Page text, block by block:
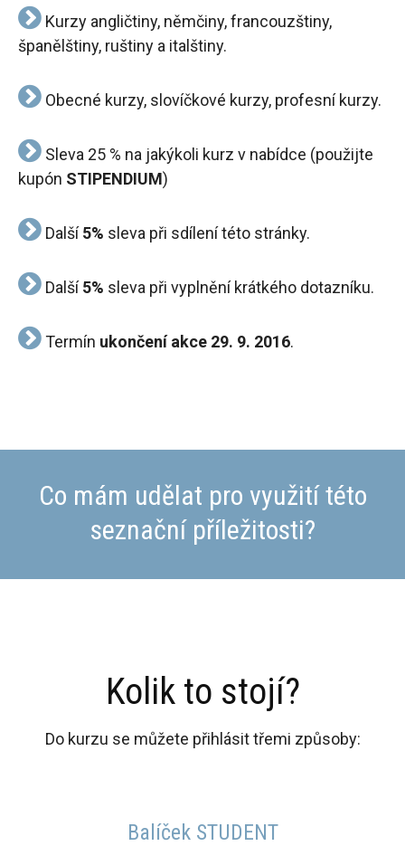
Kurzy angličtiny, němčiny, francouzštiny,
španělštiny, ruštiny a italštiny.
Obecné kurzy, slovíčkové kurzy, profesní kurzy.
Sleva 25 % na jakýkoli kurz v nabídce (použijte
kupón STIPENDIUM)
Další5% sleva při sdílení této stránky.
Další5% sleva při vyplnění krátkého dotazníku.
Termín ukončení akce 29. 9. 2016.
Co mám udělat pro využití této
seznační příležitosti?
Kolik to stojí?
Do kurzu se můžete přihlásit třemi způsoby:
Balíček STUDENT